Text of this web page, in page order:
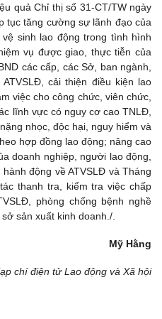
quả Chỉ thị số 31-CT/TW ngày
tục tăng cường sự lãnh đạo của
sinh lao động trong tình hình
vụ được giao, thực tiễn của
các cấp, các Sở, ban ngành,
cải thiện điều kiện lao
việc cho công chức, viên chức,
lĩnh vực có nguy cơ cao TNLĐ,
nhọc, độc hại, nguy hiểm và
hợp đồng lao động; nâng cao
doanh nghiệp, người lao động,
động về ATVSLĐ và Tháng
thanh tra, kiểm tra việc chấp
phòng chống bệnh nghề
sản xuất kinh doanh./.
Mỹ Hằng
chí điện tử Lao động và Xã hội